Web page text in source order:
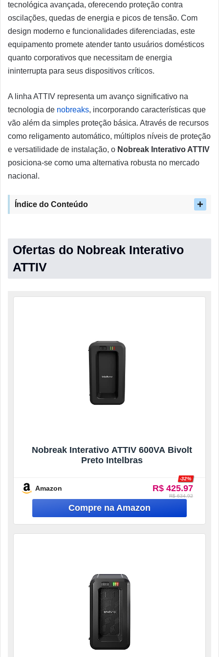
tecnológica avançada, oferecendo proteção contra
oscilações, quedas de energia e picos de tensão. Com
design moderno e funcionalidades diferenciadas, este
equipamento promete atender tanto usuários domésticos
quanto corporativos que necessitam de energia
ininterrupta para seus dispositivos críticos.
A linha ATTIV representa um avanço significativo na
tecnologia de nobreaks, incorporando características que
vão além da simples proteção básica. Através de recursos
como religamento automático, múltiplos níveis de proteção
e versatilidade de instalação, o Nobreak Interativo ATTIV
posiciona-se como uma alternativa robusta no mercado
nacional.
Índice do Conteúdo
Ofertas do Nobreak Interativo
ATTIV
Nobreak Interativo ATTIV 600VA Bivolt
Preto Intelbras
Amazon R$ 425.97
-32%
R$ 634.92